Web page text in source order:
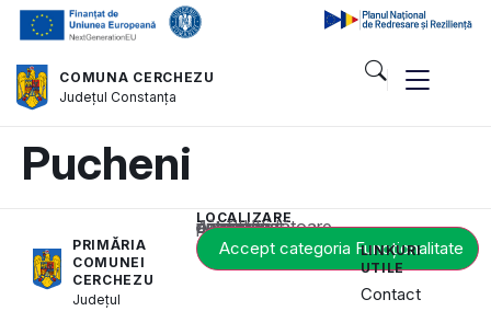
COMUNA CERCHEZU
JudețulConstanța
Pucheni
PRIMĂRIA
COMUNEI
CERCHEZU
Județul
LOCALIZARE
Acest conținut este blocat până când acceptați categoria corespunzătoare de cookie-uri.
Accept categoria Funcționalitate
LINKURI
UTILE
Contact